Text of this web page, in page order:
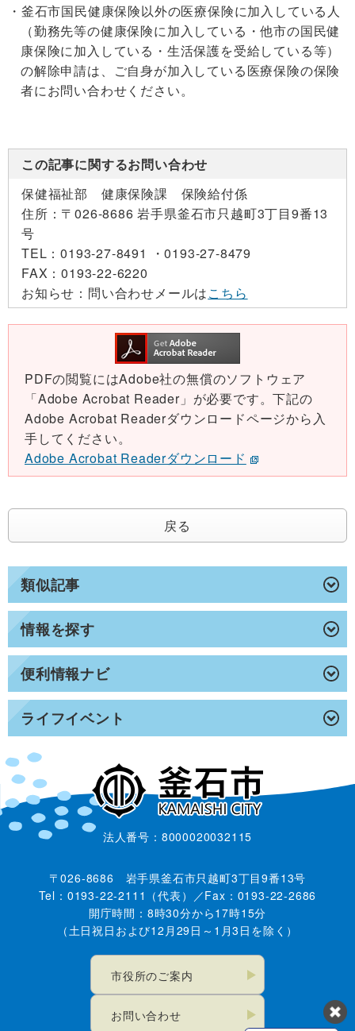
類似記事
情報を探す
便利情報ナビ
ライフイベント
釜石市国民健康保険以外の医療保険に加入している人
（勤務先等の健康保険に加入している・他市の国民健
康保険に加入している・生活保護を受給している等）
の解除申請は、ご自身が加入している医療保険の保険
者にお問い合わせください。
この記事に関するお問い合わせ
保健福祉部 健康保険課 保険給付係
住所： 〒026-8686 岩手県釜石市只越町3丁目9番13
号
TEL：0193-27-8491 ・0193-27-8479
FAX：0193-22-6220
お知らせ： 問い合わせメールはこちら
PDFの閲覧にはAdobe社の無償のソフトウェア
「Adobe Acrobat Reader」が必要です。下記の
Adobe Acrobat Readerダウンロードページから入
手してください。
Adobe Acrobat Readerダウンロード
戻る
法人番号：8000020032115
〒026-8686 岩手県釜石市只越町3丁目9番13号
Tel：0193-22-2111（代表）／Fax：0193-22-2686
開庁時間：8時30分から17時15分
（土日祝日および12月29日～1月3日を除く）
市役所のご案内
お問い合わせ